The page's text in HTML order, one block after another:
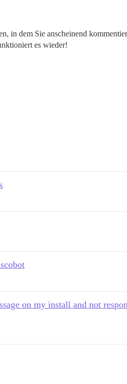
in dem Sie anscheinend
es wieder!
on my install and not